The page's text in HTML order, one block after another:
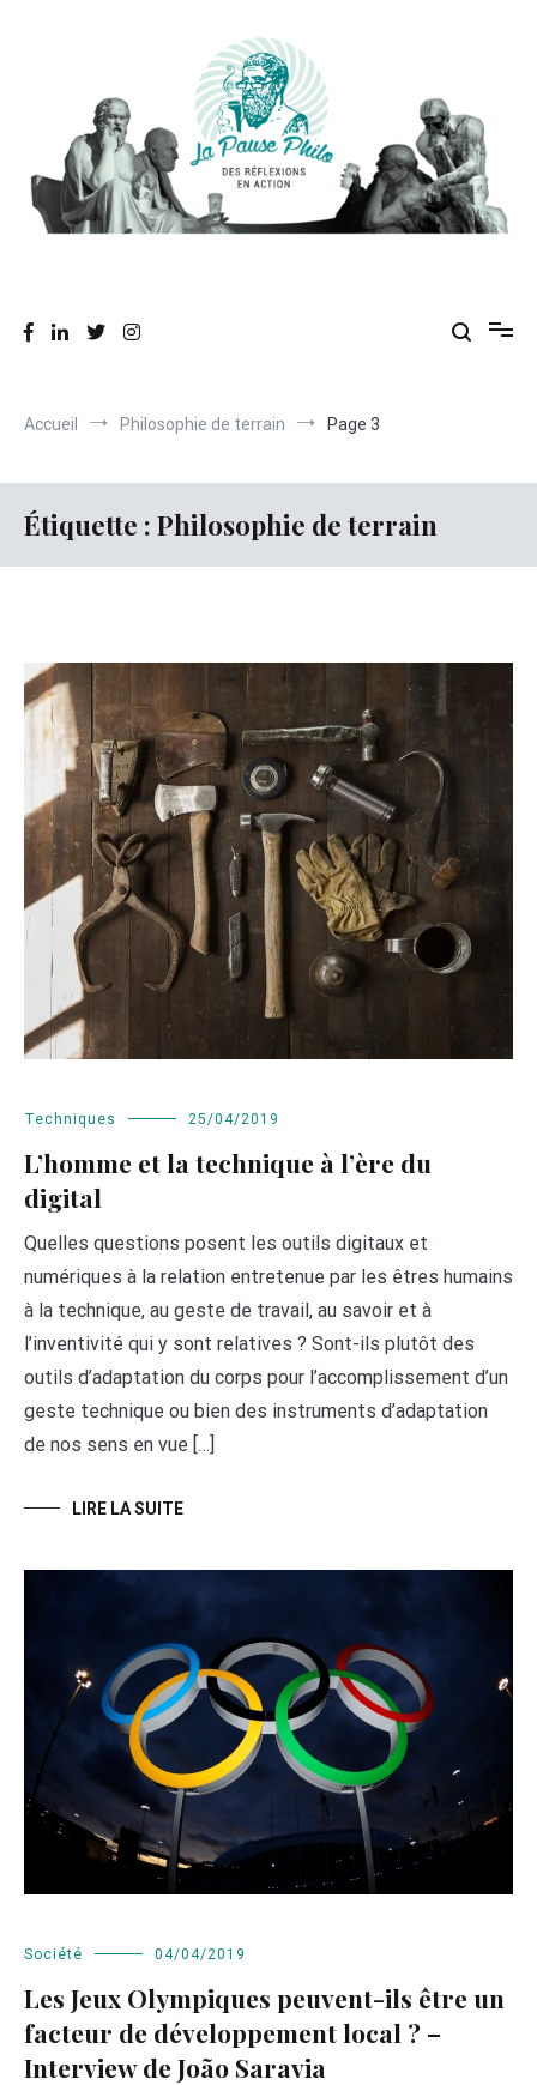
Accueil Philosophie de terrain Page 3
Étiquette : Philosophie de terrain
Techniques 25/04/2019
L’homme et la technique à l’ère du
digital
Quelles questions posent les outils digitaux et
numériques à la relation entretenue par les êtres humains
à la technique, au geste de travail, au savoir et à
l’inventivité qui y sont relatives ? Sont-ils plutôt des
outils d’adaptation du corps pour l’accomplissement d’un
geste technique ou bien des instruments d’adaptation
de nos sens en vue […]
LIRE LA SUITE
Société 04/04/2019
Les Jeux Olympiques peuvent-ils être un
facteur de développement local ? –
Interview de João Saravia